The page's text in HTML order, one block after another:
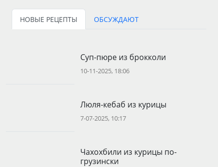
НОВЫЕ РЕЦЕПТЫ ОБСУЖДАЮТ
Суп-пюре из брокколи
10-11-2025, 18:06
Люля-кебаб из курицы
7-07-2025, 10:17
Чахохбили из курицы по-
грузински